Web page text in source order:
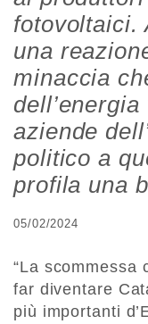
fotovoltaici.
una
minaccia
aziende
politico a
profila una
05/02/2024
“La scommessa
far diventare
più importanti